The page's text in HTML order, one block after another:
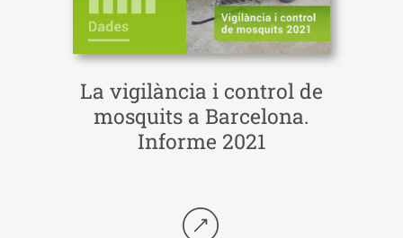
La vigilància i control de
mosquits a Barcelona.
Informe 2021